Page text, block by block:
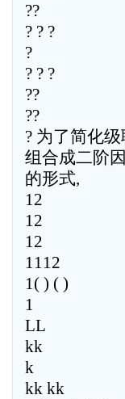
??
? ? ?
?
? ? ?
??
??
? 为了简化
组合成二阶
的形式,
12
12
12
1112
1( ) ( )
1
LL
kk
k
kk kk